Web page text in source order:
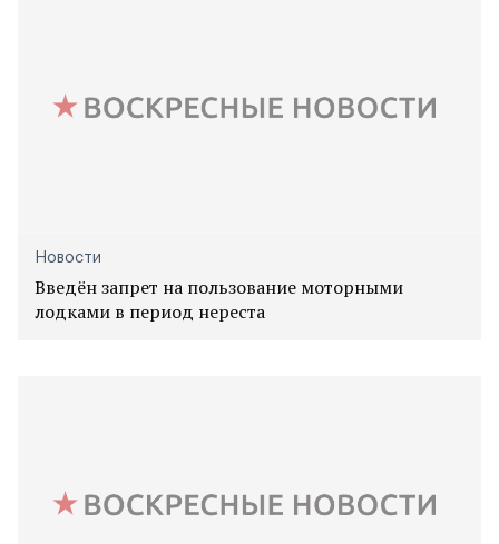
Новости
Введён запрет на пользование моторными
лодками в период нереста